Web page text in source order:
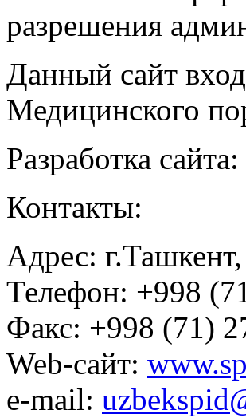
разрешения
Данный сайт
Медицинского
Разработка сайта:
Контакты:
Адрес:
Телефон: +998
Факс: +998 (71)
Web-сайт:
e-mail: